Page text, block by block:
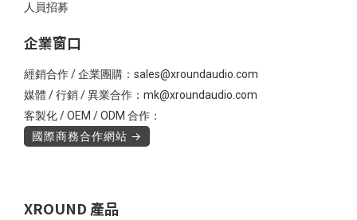
人員招募
企業窗口
經銷合作 / 企業團購：sales@xroundaudio.com
媒體 / 行銷 / 異業合作：mk@xroundaudio.com
客製化 / OEM / ODM 合作：
國際商務合作網站 →
XROUND 產品